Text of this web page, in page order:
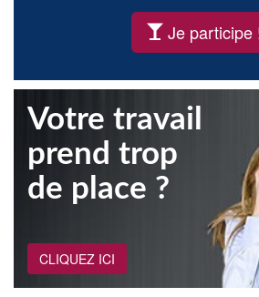
Je participe
Votre travail
prend trop
de place ?
CLIQUEZ ICI